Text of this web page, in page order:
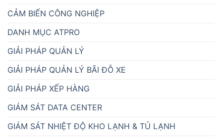
CẢM BIẾN CÔNG NGHIỆP
DANH MỤC ATPRO
GIẢI PHÁP QUẢN LÝ
GIẢI PHÁP QUẢN LÝ BÃI ĐỖ XE
GIẢI PHÁP XẾP HÀNG
GIÁM SÁT DATA CENTER
GIÁM SÁT NHIỆT ĐỘ KHO LẠNH & TỦ LẠNH